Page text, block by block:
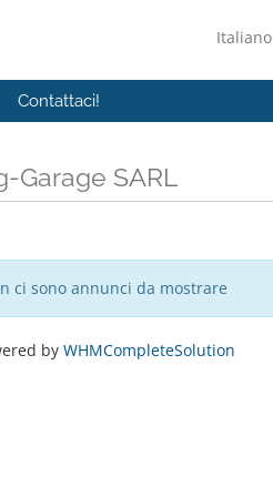
Italiano
Contattaci!
Garage SARL
ci sono annunci da mostrare
by WHMCompleteSolution